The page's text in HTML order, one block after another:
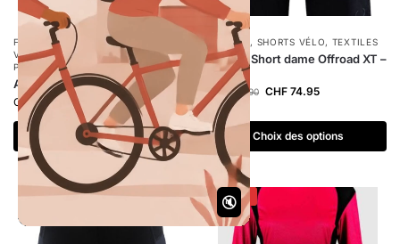
FEMMES, HOMMES , TEXTILES
VÊTEMENTS PLUIE ,VÊTEMENTS
PLUIE
Agu Poncho Grant – jaune
CHF75.00
Choix des options
FEMMES , SHORTS VÉLO, TEXTILES
CRAFT Short dame Offroad XT –
black
CHF 149.90 CHF 74.95
Choix des options
-50% -40%